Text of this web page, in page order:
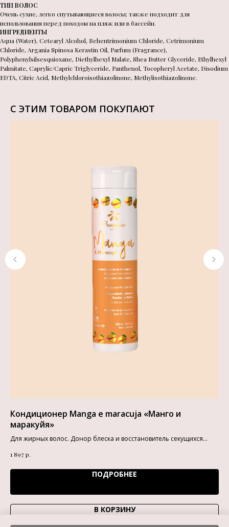
ТИП ВОЛОС
Очень сухие, легко спутывающиеся волосы; также подходит для
использования перед походом на пляж или в бассейн.
ИНГРЕДИЕНТЫ
Aqua (Water), Cetearyl Alcohol, Behentrimonium Chloride, Cetrimonium
Chloride, Argania Spinosa Kerastin Oil, Parfum (Fragrance),
Polyphenylsilsesquioxane, Diethylhexyl Malate, Shea Butter Glyceride, Ethylhexyl
Palmitate, Caprylic/Capric Triglyceride, Panthenol, Tocopheryl Acetate, Disodium
EDTA, Citric Acid, Methylchloroisothiazolinone, Methylisothiazolinone.
С ЭТИМ ТОВАРОМ ПОКУПАЮТ
Кондиционер Manga e maracuja «Манго и
маракуйя»
Для жирных волос. Донор блеска и восстановитель секущихся
1 897р.
ПОДРОБНЕЕ
В КОРЗИНУ